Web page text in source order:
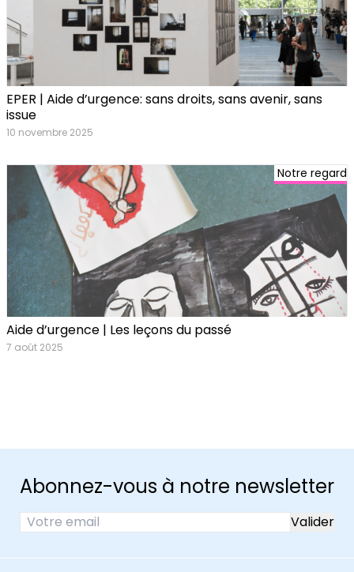
EPER | Aide d’urgence: sans droits, sans avenir, sans
issue
10 novembre 2025
Notre regard
Aide d’urgence | Les leçons du passé
7 août 2025
Abonnez-vous à notre newsletter